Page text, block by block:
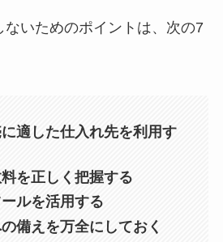
いためのポイントは、次の7
適した仕入れ先を利用す
を正しく把握する
ルを活用する
備えを万全にしておく